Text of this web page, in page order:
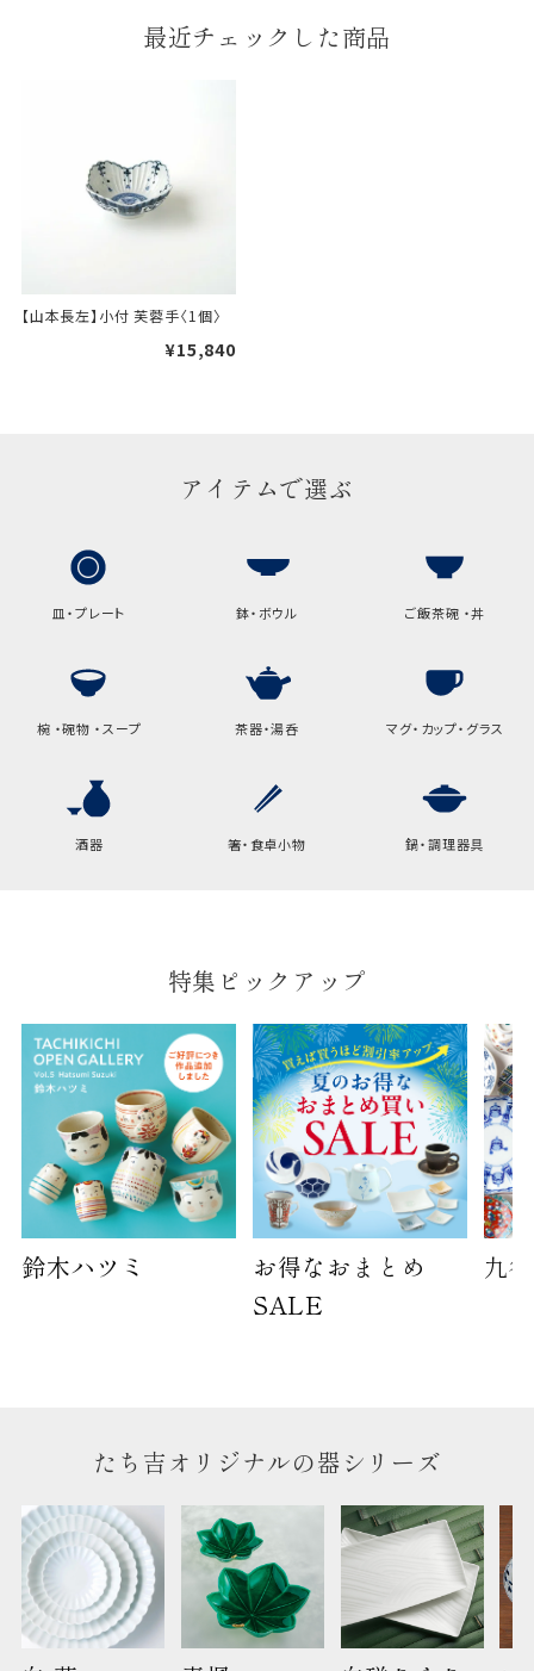
最近チェックした商品
【山本長左】小付 芙蓉手〈1個〉
¥15,840
アイテムで選ぶ
皿・プレート 鉢・ボウル ご飯茶碗 ・丼
椀 ・碗物 ・スープ 茶器・湯呑 マグ・カップ・グラス
酒器 箸・食卓小物 鍋・調理器具
特集ピックアップ
鈴木ハツミ
お得なおまとめ
SALE
九
たち吉オリジナルの器シリーズ